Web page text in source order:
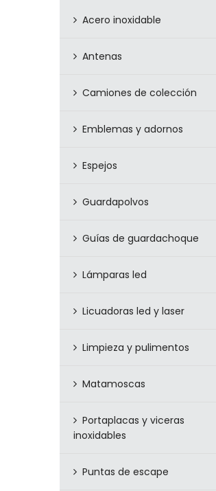
Acero inoxidable
Antenas
Camiones de colección
Emblemas y adornos
Espejos
Guardapolvos
Guías de guardachoque
Lámparas led
Licuadoras led y laser
Limpieza y pulimentos
Matamoscas
Portaplacas y viceras
inoxidables
Puntas de escape